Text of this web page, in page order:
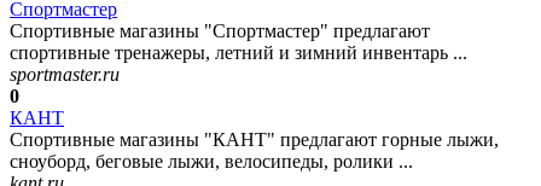
Спортмастер
Спортивные магазины "Спортмастер" предлагают
спортивные тренажеры, летний и зимний инвентарь ...
sportmaster.ru
0
КАНТ
Спортивные магазины "КАНТ" предлагают горные лыжи,
сноуборд, беговые лыжи, велосипеды, ролики ...